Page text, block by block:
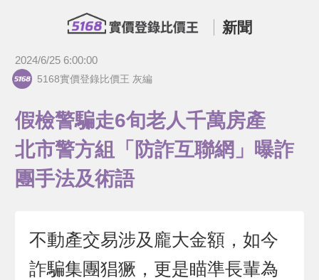
新聞
2024/6/25 6:00:00
5168實價登錄比價王 灰編
假檢警騙走6旬老人千萬房產
北市警方組「防詐互聯網」曝詐
團手法及術語
不動產交易涉及龐大金額，如今
詐騙集團猖獗，更是瞄準長輩為